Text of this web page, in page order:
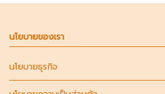
นโยบายของเรา
นโยบายธุรกิจ